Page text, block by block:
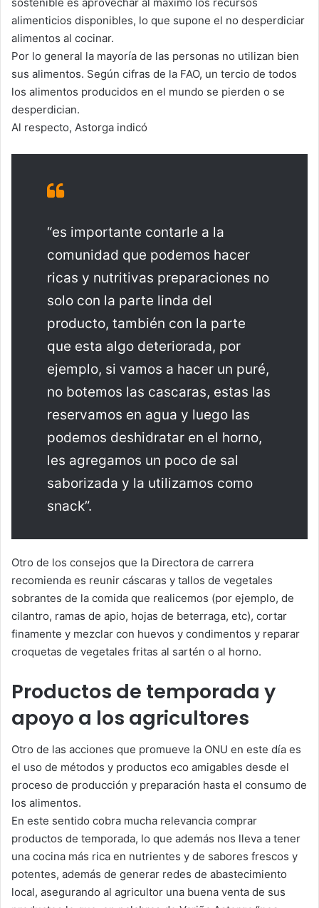
alimenticios disponibles, lo que supone el no desperdiciar
alimentos al cocinar.
Por lo general la mayoría de las personas no utilizan bien
sus alimentos. Según cifras de la FAO, un tercio de todos
los alimentos producidos en el mundo se pierden o se
desperdician.
Al respecto, Astorga indicó
“es importante contarle a la
comunidad que podemos hacer
ricas y nutritivas preparaciones no
solo con la parte linda del
producto, también con la parte
que esta algo deteriorada, por
ejemplo, si vamos a hacer un puré,
no botemos las cascaras, estas las
reservamos en agua y luego las
podemos deshidratar en el horno,
les agregamos un poco de sal
saborizada y la utilizamos como
snack”.
Otro de los consejos que la Directora de carrera
recomienda es reunir cáscaras y tallos de vegetales
sobrantes de la comida que realicemos (por ejemplo, de
cilantro, ramas de apio, hojas de beterraga, etc), cortar
finamente y mezclar con huevos y condimentos y reparar
croquetas de vegetales fritas al sartén o al horno.
Productos de temporada y
apoyo a los agricultores
Otro de las acciones que promueve la ONU en este día es
el uso de métodos y productos eco amigables desde el
proceso de producción y preparación hasta el consumo de
los alimentos.
En este sentido cobra mucha relevancia comprar
productos de temporada, lo que además nos lleva a tener
una cocina más rica en nutrientes y de sabores frescos y
potentes, además de generar redes de abastecimiento
local, asegurando al agricultor una buena venta de sus